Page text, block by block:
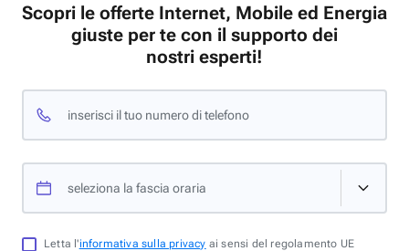
Scopri le offerte Internet, Mobile ed Energia
giuste per te con il supporto dei
nostri esperti!
inserisci il tuo numero di telefono
seleziona la fascia oraria
Letta l'informativa sulla privacy ai sensi del regolamento UE